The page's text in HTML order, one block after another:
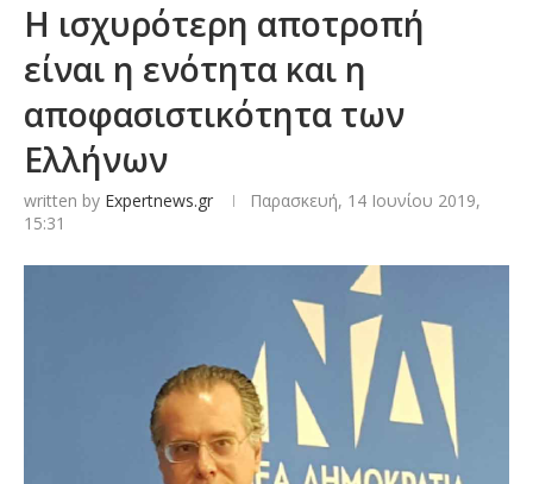
Η ισχυρότερη αποτροπή
είναι η ενότητα και η
αποφασιστικότητα των
Ελλήνων
written by Expertnews.gr
Παρασκευή, 14 Ιουνίου 2019,
15:31